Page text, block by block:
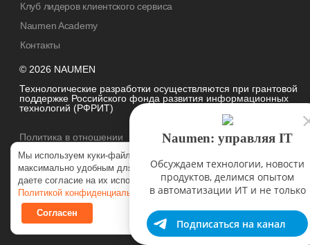
© 2026 NAUMEN
Технологические разработки осуществляются при грантовой
поддержке Российского фонда развития информационных
технологий (РФРИТ)
Политика в отношении
Клуб лидеров клиентского сервиса
Naumen Academy
Контакты
Мы используем куки-файлы, чтобы наш сайт был
максимально удобным для вас. Нажимая «Согласен», вы
даете согласие на их использование в соответствии с нашей
Политикой конфиденциальности
Согласен
Naumen: управляя IT
Обсуждаем технологии, новости
продуктов, делимся опытом
в автоматизации ИТ и не только
Подписаться на канал